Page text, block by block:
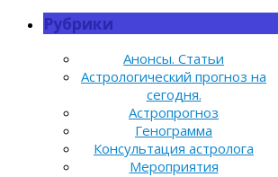
Рубрики
Анонсы. Статьи
Астрологический прогноз на
сегодня.
Астропрогноз
Генограмма
Консультация астролога
Мероприятия